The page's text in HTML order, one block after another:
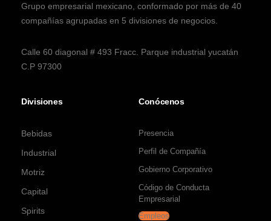
Grupo empresarial mexicano, conformado por más de 40
compañías agrupadas en 5 divisiones de negocios.
Calle 60 diagonal # 493 Fracc. Parque industrial yucatán
C.P 97300
Divisiones
Bebidas
Industrial
Motriz
Capital
Spirits
Conócenos
Presencia
Perfil de Compañía
Gobierno Corporativo
Código de Conducta
Empresarial
Empleos